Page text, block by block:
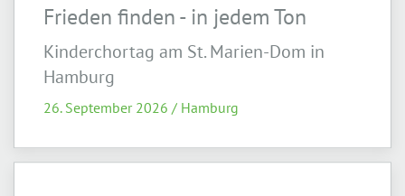
Frieden finden - in jedem Ton
Kinderchortag am St. Marien-Dom in
Hamburg
26. September 2026 / Hamburg